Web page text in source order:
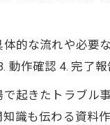
体的な流れや必要
動作確認 4. 完了
で起きたトラブル
識も伝わる資料